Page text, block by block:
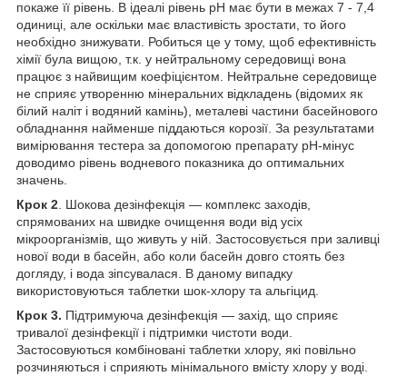
покаже її рівень. В ідеалі рівень pH має бути в межах 7 - 7,4
одиниці, але оскільки має властивість зростати, то його
необхідно знижувати. Робиться це у тому, щоб ефективність
хімії була вищою, т.к. у нейтральному середовищі вона
працює з найвищим коефіцієнтом. Нейтральне середовище
не сприяє утворенню мінеральних відкладень (відомих як
білий наліт і водяний камінь), металеві частини басейнового
обладнання найменше піддаються корозії. За результатами
вимірювання тестера за допомогою препарату pH-мінус
доводимо рівень водневого показника до оптимальних
значень.
Крок 2. Шокова дезінфекція — комплекс заходів,
спрямованих на швидке очищення води від усіх
мікроорганізмів, що живуть у ній. Застосовується при заливці
нової води в басейн, або коли басейн довго стоять без
догляду, і вода зіпсувалася. В даному випадку
використовуються таблетки шок-хлору та альгіцид.
Крок 3. Підтримуюча дезінфекція — захід, що сприяє
тривалої дезінфекції і підтримки чистоти води.
Застосовуються комбіновані таблетки хлору, які повільно
розчиняються і сприяють мінімального вмісту хлору у воді.